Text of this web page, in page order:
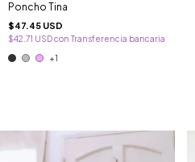
Poncho Tina
$47.45 USD
$42.71 USDcon Transferencia bancaria
+1